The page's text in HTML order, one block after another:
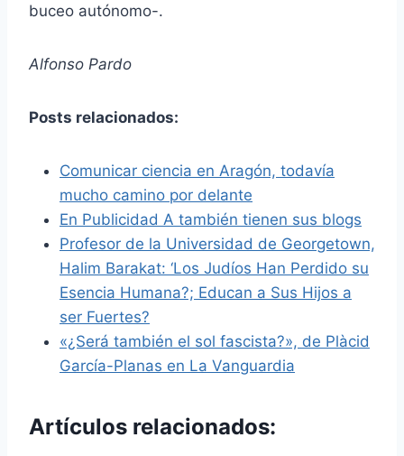
buceo autónomo-.
Alfonso Pardo
Posts relacionados:
Comunicar ciencia en Aragón, todavía
mucho camino por delante
En Publicidad A también tienen sus blogs
Profesor de la Universidad de Georgetown,
Halim Barakat: ‘Los Judíos Han Perdido su
Esencia Humana?; Educan a Sus Hijos a
ser Fuertes?
«¿Será también el sol fascista?», de Plàcid
García-Planas en La Vanguardia
Artículos relacionados: